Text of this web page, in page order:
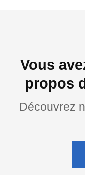
Vous
propos
Découvrez